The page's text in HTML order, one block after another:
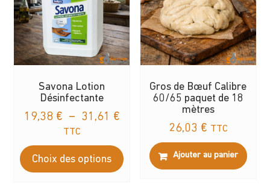
Savona Lotion
Désinfectante
19,38 € – 31,61 €Plage
prix :
19,38 €
TTC
Choix des options
produit
Gros de Bœuf Calibre
60/65 paquet de 18
mètres
26,03 € TTC
Ajouter au panier